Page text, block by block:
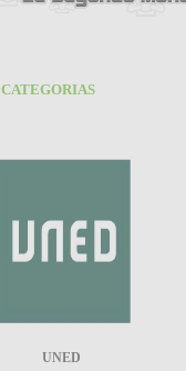
CATEGORIAS
UNED